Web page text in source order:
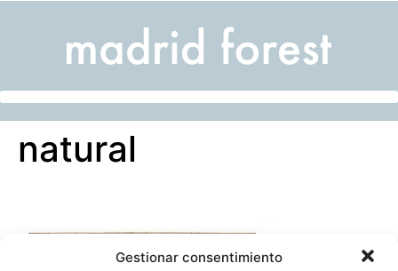
Gestionar consentimiento
natural